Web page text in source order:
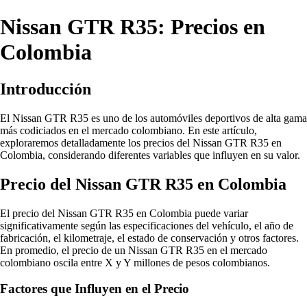
Nissan GTR R35: Precios en
Colombia
Introducción
El Nissan GTR R35 es uno de los automóviles deportivos de alta gama
más codiciados en el mercado colombiano. En este artículo,
exploraremos detalladamente los precios del Nissan GTR R35 en
Colombia, considerando diferentes variables que influyen en su valor.
Precio del Nissan GTR R35 en Colombia
El precio del Nissan GTR R35 en Colombia puede variar
significativamente según las especificaciones del vehículo, el año de
fabricación, el kilometraje, el estado de conservación y otros factores.
En promedio, el precio de un Nissan GTR R35 en el mercado
colombiano oscila entre X y Y millones de pesos colombianos.
Factores que Influyen en el Precio